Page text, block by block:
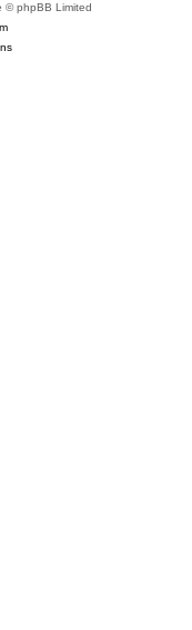
© phpBB Limited